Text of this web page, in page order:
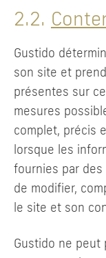
2.2.
Gustido
son site et
présentes sur
mesures
complet, précis
lorsque les
fournies par
de modifier,
le site et son
Gustido ne peut